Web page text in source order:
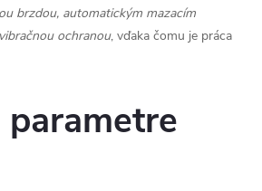
brzdou, automatickým mazacím
ochranou, vďaka čomu je práca